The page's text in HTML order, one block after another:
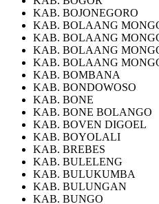
KAB. BOJONEGORO
KAB. BOLAANG
KAB. BOLAANG
KAB. BOLAANG
KAB. BOLAANG
KAB. BOMBANA
KAB. BONDOWOSO
KAB. BONE
KAB. BONE BOLANGO
KAB. BOVEN DIGOEL
KAB. BOYOLALI
KAB. BREBES
KAB. BULELENG
KAB. BULUKUMBA
KAB. BULUNGAN
KAB. BUNGO